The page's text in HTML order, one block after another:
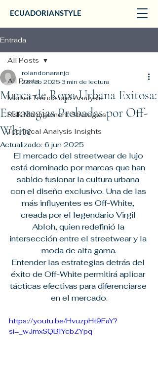
ECUADORIANSTYLE
Entrada
All Posts
Market Trends and Analysis
Risk Management Strategies
Technical Analysis Insights
All Posts
Marca de Ropa Urbana Exitosa:
Estrategias Probadas por Off-
White
rolandonaranjo
28 feb 2025 3 min de lectura
Actualizado: 6 jun 2025
El mercado del streetwear de lujo
está dominado por marcas que han
sabido fusionar la cultura urbana
con el diseño exclusivo. Una de las
más influyentes es Off-White,
creada por el legendario Virgil
Abloh, quien redefinió la
intersección entre el streetwear y la
moda de alta gama.
Entender las estrategias detrás del
éxito de Off-White permitirá aplicar
tácticas efectivas para diferenciarse
en el mercado.
https://youtu.be/HvuzpHt9FaY?
si=_wJmxSQBIYcbZYpq